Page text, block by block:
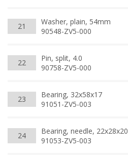
21
Washer, plain, 54mm
90548-ZV5-000
22
Pin, split, 4.0
90758-ZV5-000
23
Bearing, 32x58x17
91051-ZV5-003
24
Bearing, needle, 22x28x20
91053-ZV5-003